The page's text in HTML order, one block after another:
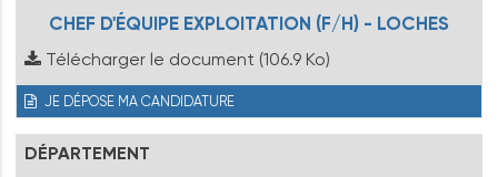
CHEF D'ÉQUIPE EXPLOITATION (F/H) - LOCHES
Télécharger le document (106.9 Ko)
JE DÉPOSE MA CANDIDATURE
DÉPARTEMENT